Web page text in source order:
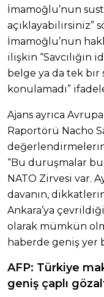
İmamoğlu’nun
açıklayabilirsiniz”
İmamoğlu’nun
ilişkin “Savcılığın
belge ya da tek bir
konulamadı”
Ajans ayrıca
Raportörü Nacho
“Bu duruşmalar
NATO Zirvesi var.
davanın,
Ankara’ya
olarak mümkün
haberde geniş yer
AFP: Türkiye
geniş çaplı